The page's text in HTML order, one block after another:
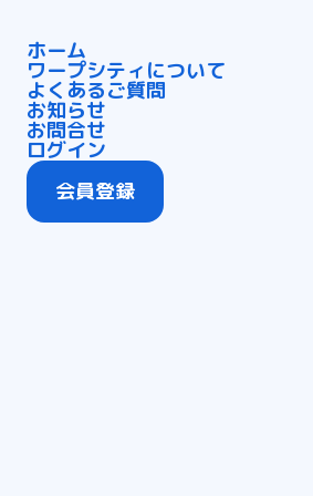
ホーム
ワープシティについて
よくあるご質問
お知らせ
お問合せ
ログイン
会員登録